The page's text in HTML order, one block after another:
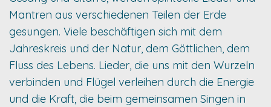
Mantren aus verschiedenen Teilen der Erde
gesungen. Viele beschäftigen sich mit dem
Jahreskreis und der Natur, dem Göttlichen, dem
Fluss des Lebens. Lieder, die uns mit den Wurzeln
verbinden und Flügel verleihen durch die Energie
und die Kraft, die beim gemeinsamen Singen in